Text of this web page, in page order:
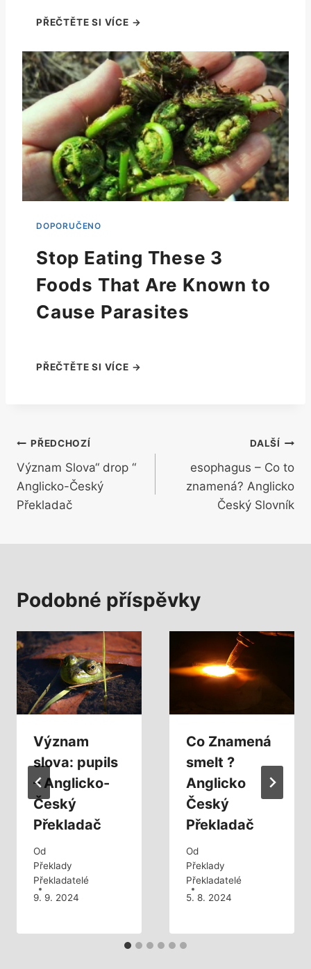
Stop Eating These 3
Foods That Are Known to
Cause Parasites
Navigace
pro
příspěvek
PŘEDCHOZÍ
Význam Slova“ drop “
Anglicko-Český
Překladač
DALŠÍ
esophagus – Co to
znamená? Anglicko
Český Slovník
Podobné příspěvky
Význam
slova: pupils
– Anglicko-
Český
Překladač
Od
Překlady
Překladatelé
9. 9. 2024
Co Znamená
smelt ?
Anglicko
Český
Překladač
Od
Překlady
Překladatelé
5. 8. 2024